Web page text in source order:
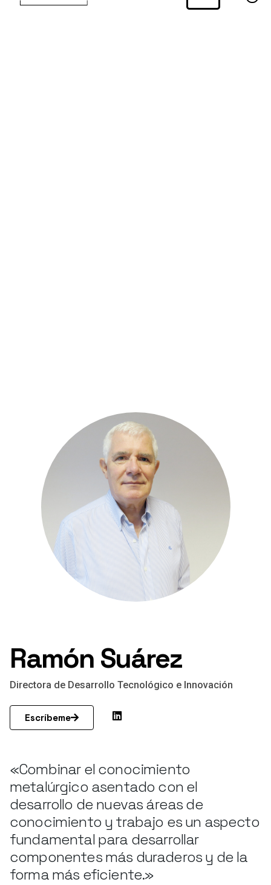
Ramón Suárez
Directora de Desarrollo Tecnológico e Innovación
Escríbeme
«Combinar el conocimiento
metalúrgico asentado con el
desarrollo de nuevas áreas de
conocimiento y trabajo es un aspecto
fundamental para desarrollar
componentes más duraderos y de la
forma más eficiente.»